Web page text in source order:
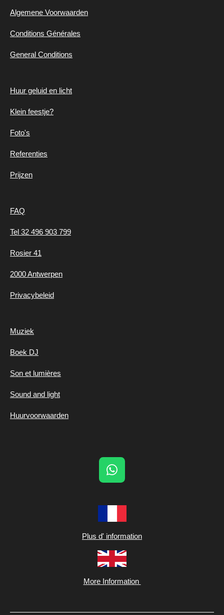
Algemene Voorwaarden
Conditions Générales
General Conditions
Huur geluid en licht
Klein feestje?
Foto's
Referenties
Prijzen
FAQ
Tel 32 496 903 799
Rosier 41
2000 Antwerpen
Privacybeleid
Muziek
Boek DJ
Son et lumières
Sound and light
Huurvoorwaarden
W
s
A
p
p
Plus d' information
More Information